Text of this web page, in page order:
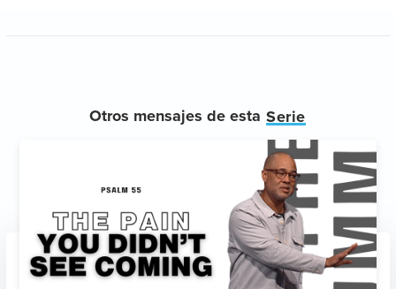
Otros mensajes de esta Serie